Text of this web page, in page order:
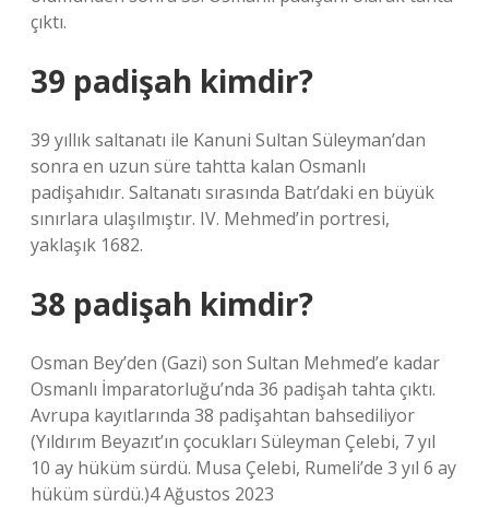
çıktı.
39 padişah kimdir?
39 yıllık saltanatı ile Kanuni Sultan Süleyman’dan
sonra en uzun süre tahtta kalan Osmanlı
padişahıdır. Saltanatı sırasında Batı’daki en büyük
sınırlara ulaşılmıştır. IV. Mehmed’in portresi,
yaklaşık 1682.
38 padişah kimdir?
Osman Bey’den (Gazi) son Sultan Mehmed’e kadar
Osmanlı İmparatorluğu’nda 36 padişah tahta çıktı.
Avrupa kayıtlarında 38 padişahtan bahsediliyor
(Yıldırım Beyazıt’ın çocukları Süleyman Çelebi, 7 yıl
10 ay hüküm sürdü. Musa Çelebi, Rumeli’de 3 yıl 6 ay
hüküm sürdü.)4 Ağustos 2023